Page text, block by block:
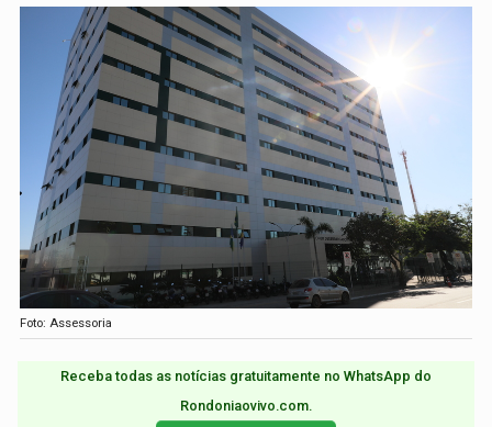
Foto: Assessoria
Receba todas as notícias gratuitamente no WhatsApp do
Rondoniaovivo.com.​